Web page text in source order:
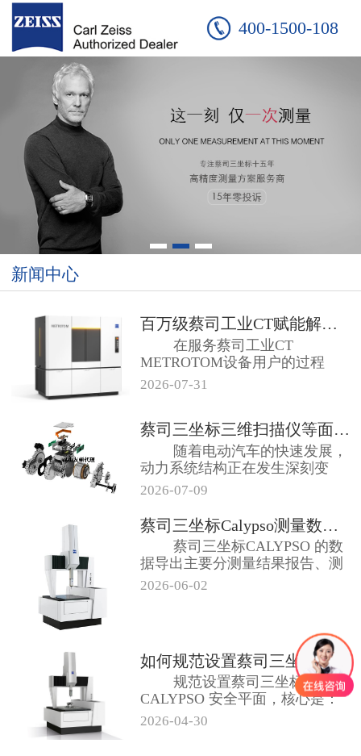
400-1500-108
新闻中心
百万级蔡司工业CT赋能解决方案 ...
在服务蔡司工业CT
METROTOM设备用户的过程
中，我们发现...
2026-07-31
蔡司三坐标三维扫描仪等面向电动出...
随着电动汽车的快速发展，
动力系统结构正在发生深刻变
化。与传统内燃...
2026-07-09
蔡司三坐标Calypso测量数据...
蔡司三坐标CALYPSO 的数
据导出主要分测量结果报告、测
点云 ...
2026-06-02
如何规范设置蔡司三坐标CALYP...
规范设置蔡司三坐标
CALYPSO 安全平面，核心是：
先建坐标系→...
2026-04-30